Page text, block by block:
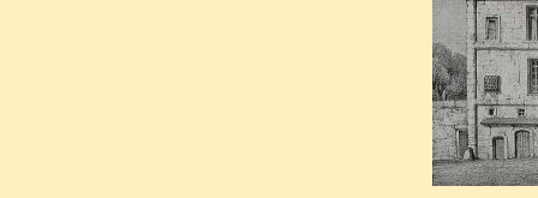
Si elle accompagnait
en province, la personnalité
de jouer un rôle politique